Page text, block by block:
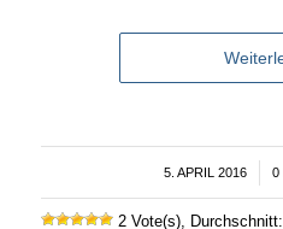
5. APRIL 2016
/ 0
2 Vote(s),